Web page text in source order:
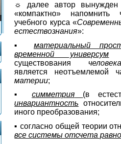
☼ далее автор вынужден
«компактно» напомнить
учебного курса «
естествознания»:
▪ материальный
временной универсум
существования человека
является неотъемлемой
материи;
▪ симметрия
(в
инвариантность
иного преобразования;
▪ согласно общей теории
все системы отсчета